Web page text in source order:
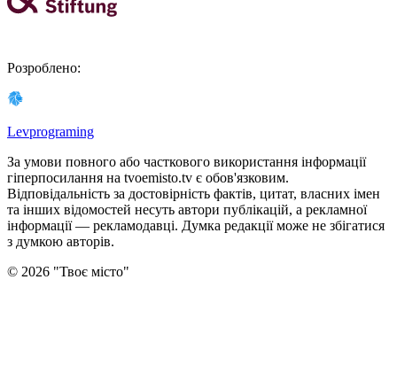
Розроблено:
Levprograming
За умови повного або часткового використання iнформацiї
гіперпосилання на tvoemisto.tv є обов'язковим.
Відповідальність за достовірність фактів, цитат, власних імен
та інших відомостей несуть автори публікацій, а рекламної
інформації — рекламодавці. Думка редакцiї може не збiгатися
з думкою авторiв.
© 2026 "Твоє місто"